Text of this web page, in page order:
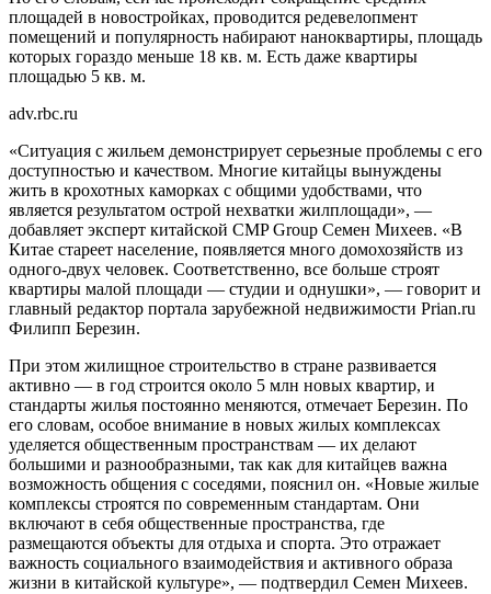
площадей в новостройках, проводится редевелопмент
помещений и популярность набирают наноквартиры, площадь
которых гораздо меньше 18 кв. м. Есть даже квартиры
площадью 5 кв. м.
adv.rbc.ru
«Ситуация с жильем демонстрирует серьезные проблемы с его
доступностью и качеством. Многие китайцы вынуждены
жить в крохотных каморках с общими удобствами, что
является результатом острой нехватки жилплощади», —
добавляет эксперт китайской CMP Group Семен Михеев. «В
Китае стареет население, появляется много домохозяйств из
одного-двух человек. Соответственно, все больше строят
квартиры малой площади — студии и однушки», — говорит и
главный редактор портала зарубежной недвижимости Prian.ru
Филипп Березин.
При этом жилищное строительство в стране развивается
активно — в год строится около 5 млн новых квартир, и
стандарты жилья постоянно меняются, отмечает Березин. По
его словам, особое внимание в новых жилых комплексах
уделяется общественным пространствам — их делают
большими и разнообразными, так как для китайцев важна
возможность общения с соседями, пояснил он. «Новые жилые
комплексы строятся по современным стандартам. Они
включают в себя общественные пространства, где
размещаются объекты для отдыха и спорта. Это отражает
важность социального взаимодействия и активного образа
жизни в китайской культуре», — подтвердил Семен Михеев.